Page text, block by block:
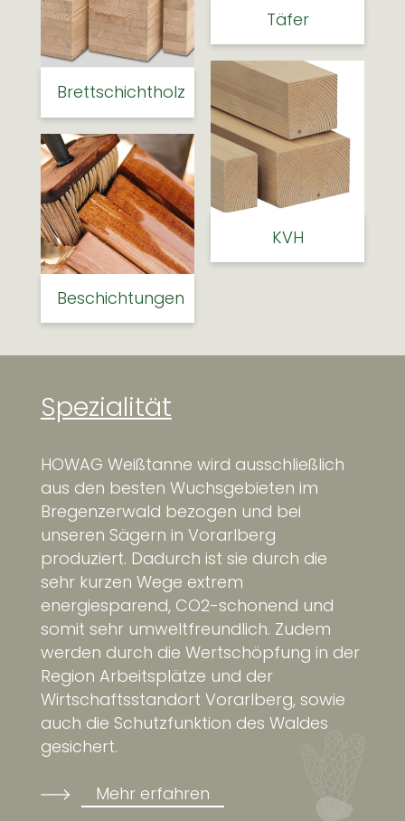
Brettschichtholz
Beschichtungen
Täfer
KVH
Spezialität
HOWAG Weißtanne wird ausschließlich
aus den besten Wuchsgebieten im
Bregenzerwald bezogen und bei
unseren Sägern in Vorarlberg
produziert. Dadurch ist sie durch die
sehr kurzen Wege extrem
energiesparend, CO2-schonend und
somit sehr umweltfreundlich. Zudem
werden durch die Wertschöpfung in der
Region Arbeitsplätze und der
Wirtschaftsstandort Vorarlberg, sowie
auch die Schutzfunktion des Waldes
gesichert.
Mehr erfahren